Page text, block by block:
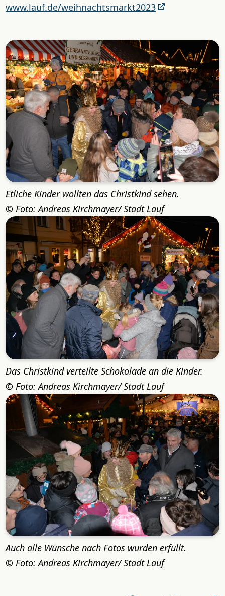
www.lauf.de/weihnachtsmarkt2023
Etliche Kinder wollten das Christkind sehen.
Foto: Andreas Kirchmayer/ Stadt Lauf
Das Christkind verteilte Schokolade an die Kinder.
Foto: Andreas Kirchmayer/ Stadt Lauf
Auch alle Wünsche nach Fotos wurden erfüllt.
Foto: Andreas Kirchmayer/ Stadt Lauf